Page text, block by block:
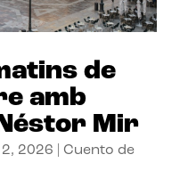
de
amb
Mir
2026
Cuento de